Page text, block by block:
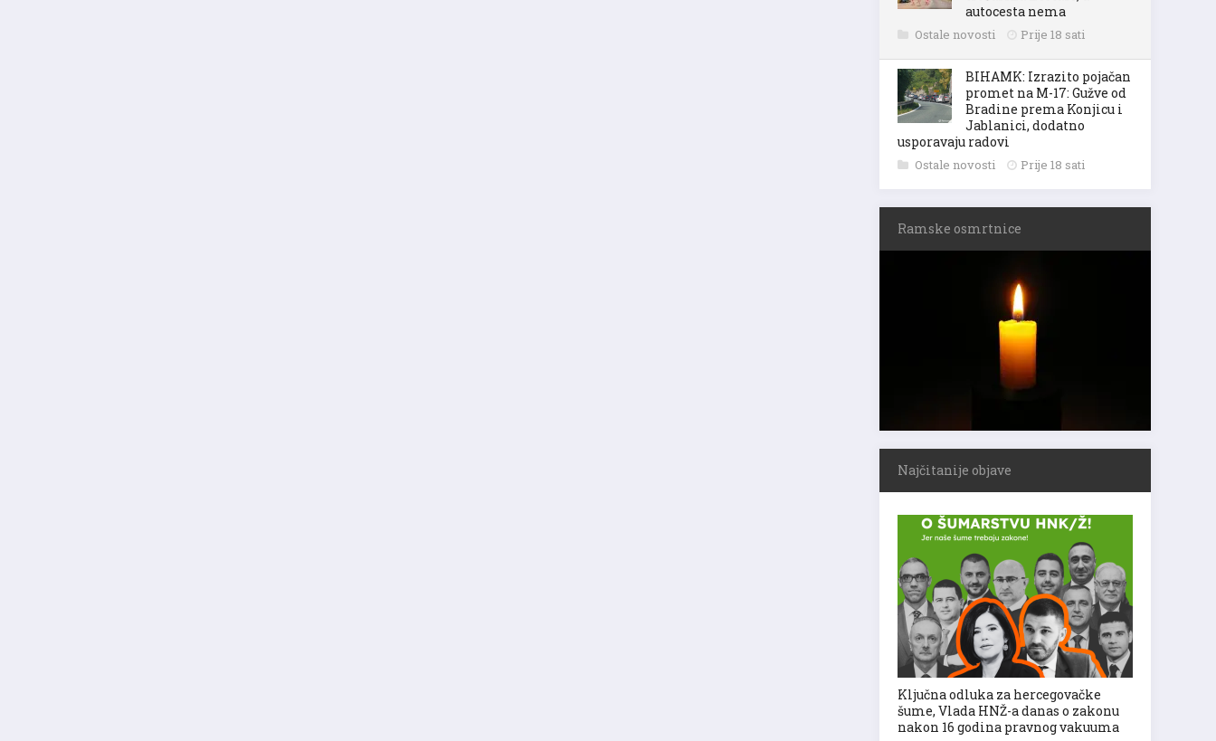
autocesta nema
Ostale novosti Prije 18 sati
BIHAMK: Izrazito pojačan
promet na M-17: Gužve od
Bradine prema Konjicu i
Jablanici, dodatno
usporavaju radovi
Ostale novosti Prije 18 sati
Ramske osmrtnice
Najčitanije objave
Ključna odluka za hercegovačke
šume, Vlada HNŽ-a danas o zakonu
nakon 16 godina pravnog vakuuma